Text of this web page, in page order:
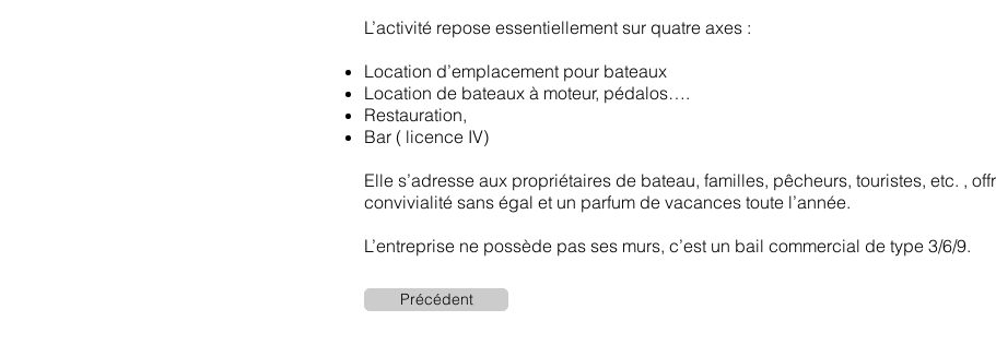
L’activité repose essentiellement sur quatre axes :
Location d’emplacement pour bateaux
Location de bateaux à moteur, pédalos….
Restauration,
Bar ( licence IV)
Elle s’adresse aux propriétaires de bateau, familles, pêcheurs, touristes, etc. ,
convivialité sans égal et un parfum de vacances toute l’année.
L’entreprise ne possède pas ses murs, c’est un bail commercial de type 3/6/9.
Précédent